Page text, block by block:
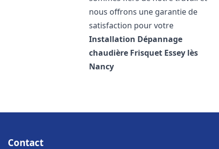
nous offrons une garantie de
satisfaction pour votre
Installation Dépannage
chaudière Frisquet Essey lès
Nancy
Contact